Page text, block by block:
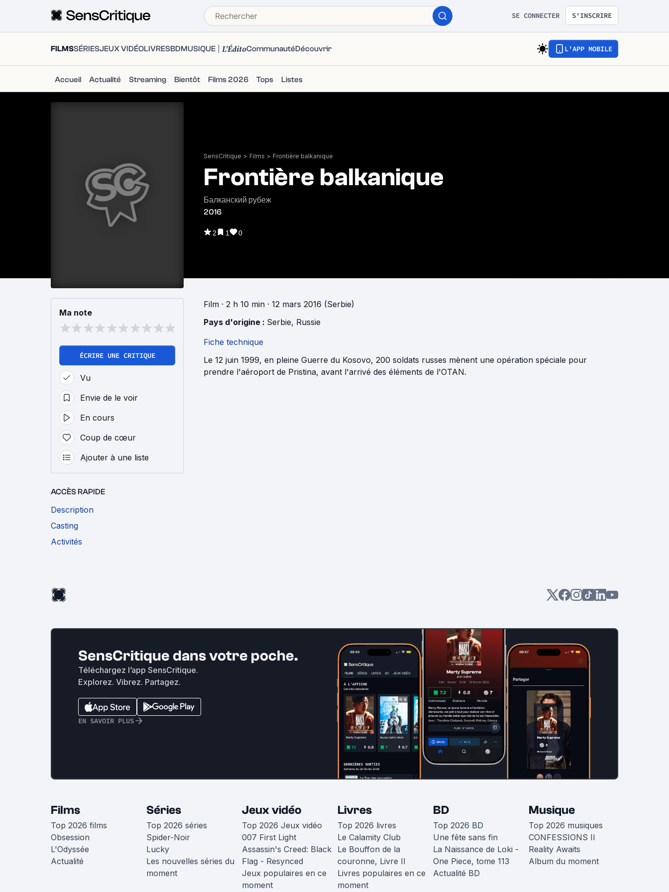
SE CONNECTER S'INSCRIRE
FILMSSÉRIESJEUX VIDÉOLIVRESBDMUSIQUE L'ÉditoCommunautéDécouvrir L'APP MOBILE
Accueil Actualité Streaming Bientôt Films 2026 Tops Listes
SensCritique > Films > Frontière balkanique
Frontière balkanique
Балканский рубеж
2016
2 1 0
Ma note
ÉCRIRE UNE CRITIQUE
Vu
Envie de le voir
En cours
Coup de cœur
Ajouter à une liste
ACCÈS RAPIDE
Description
Casting
Activités
Film · 2 h 10 min · 12 mars 2016 (Serbie)
Pays d'origine : Serbie, Russie
Fiche technique
Le 12 juin 1999, en pleine Guerre du Kosovo, 200 soldats russes mènent une opération spéciale pour
prendre l'aéroport de Pristina, avant l'arrivé des éléments de l'OTAN.
SensCritique dans votre poche.
Téléchargez l’app SensCritique.
Explorez. Vibrez. Partagez.
EN SAVOIR PLUS
Films
Top 2026 films
Obsession
L'Odyssée
Actualité
Séries
Top 2026 séries
Spider-Noir
Lucky
Les nouvelles séries du
moment
Jeux vidéo
Top 2026 Jeux vidéo
007 First Light
Assassin's Creed: Black
Flag - Resynced
Jeux populaires en ce
moment
Livres
Top 2026 livres
Le Calamity Club
Le Bouffon de la
couronne, Livre II
Livres populaires en ce
moment
BD
Top 2026 BD
Une fête sans fin
La Naissance de Loki -
One Piece, tome 113
Actualité BD
Musique
Top 2026 musiques
CONFESSIONS II
Reality Awaits
Album du moment